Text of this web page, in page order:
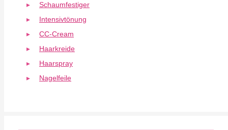
Schaumfestiger
Intensivtönung
CC-Cream
Haarkreide
Haarspray
Nagelfeile